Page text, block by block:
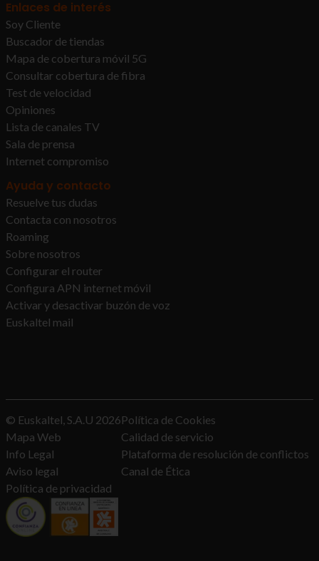
Enlaces de interés
Soy Cliente
Buscador de tiendas
Mapa de cobertura móvil 5G
Consultar cobertura de fibra
Test de velocidad
Opiniones
Lista de canales TV
Sala de prensa
Internet compromiso
Ayuda y contacto
Resuelve tus dudas
Contacta con nosotros
Roaming
Sobre nosotros
Configurar el router
Configura APN internet móvil
Activar y desactivar buzón de voz
Euskaltel mail
© Euskaltel, S.A.U 2026
Mapa Web
Info Legal
Aviso legal
Política de privacidad
Política de Cookies
Calidad de servicio
Plataforma de resolución de conflictos
Canal de Ética